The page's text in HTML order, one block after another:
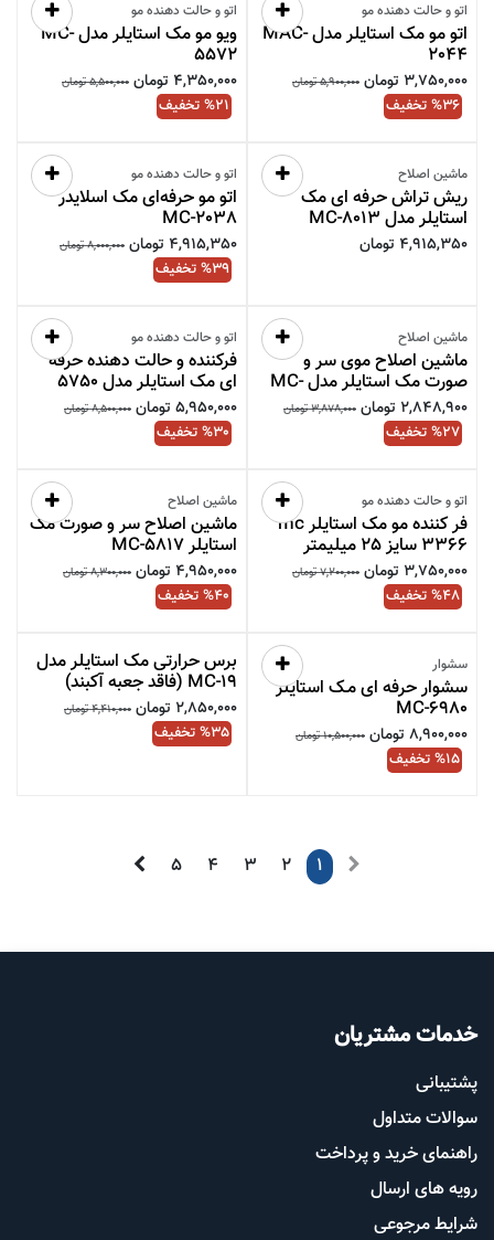
اتو و حالت دهنده مو
اتو مو مک استایلر مدل MAC-
2044
3,750,000 تومان 5,900,000تومان
36% تخفیف
اتو و حالت دهنده مو
ویو مو مک استایلر مدل MC-
5572
4,350,000 تومان 5,500,000تومان
21% تخفیف
ماشین اصلاح
ریش تراش حرفه ای مک
استایلر مدل MC-8013
4,915,350 تومان
اتو و حالت دهنده مو
اتو مو حرفه‌ای مک اسلایدر
MC-2038
4,915,350 تومان 8,000,000تومان
39% تخفیف
ماشین اصلاح
ماشین اصلاح موی سر و
صورت مک استایلر مدل MC-
5805
2,848,900 تومان 3,878,000تومان
27% تخفیف
اتو و حالت دهنده مو
فرکننده و حالت دهنده حرفه
ای مک استایلر مدل 5750
MC سایز 38 میلی متر
5,950,000تومان 8,500,000تومان
30% تخفیف
🎁هدیه داره
5.0
|
1
اتو و حالت دهنده مو
فر کننده مو مک استایلر mc
3366 سایز 25 میلیمتر
3,750,000 تومان 7,200,000تومان
48% تخفیف
ماشین اصلاح
ماشین اصلاح سر و صورت مک
استایلر MC-5817
4,950,000 تومان 8,300,000تومان
40% تخفیف 4.33
|
6
سشوار
سشوار حرفه ای مـک استایلر
MC-6980
8,900,000 تومان 10,500,000تومان
15% تخفیف
برس حرارتی مک استایلر مدل
MC-19 (فاقد جعبه آکبند)
2,850,000 تومان 4,410,000تومان
35% تخفیف
1
2
3
4
5
خدمات مشتریان
پشتیب​​انی
سوالات متداول
راهنمای خرید و پرداخت
رویه های ارسال
شرایط مرجوعی